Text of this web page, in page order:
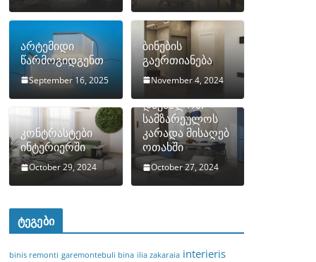
არტემიდი
წარმოგიდგენთ
September 16, 2025
ბინების
გაერთიანება
November 4, 2024
კონტრასტები
ინტერიერში
October 29, 2024
როგორ
დავმალოთ
სამზარეულოს
კარადა მისაღებ
ოთახში
October 27, 2024
ტეგები
binis remonti garemontebuli bina ilia zakaraia interieris